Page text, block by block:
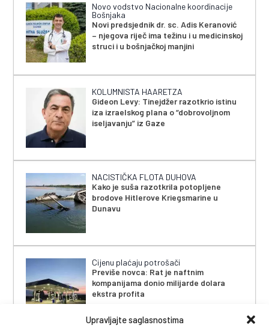
Upravljajte saglasnostima
Novo vodstvo Nacionalne koordinacije
Bošnjaka
Novi predsjednik dr. sc. Adis Keranović
– njegova riječ ima težinu i u medicinskoj
struci i u bošnjačkoj manjini
KOLUMNISTA HAARETZA
Gideon Levy: Tinejdžer razotkrio istinu
iza izraelskog plana o “dobrovoljnom
iseljavanju” iz Gaze
NACISTIČKA FLOTA DUHOVA
Kako je suša razotkrila potopljene
brodove Hitlerove Kriegsmarine u
Dunavu
Cijenu plaćaju potrošači
Previše novca: Rat je naftnim
kompanijama donio milijarde dolara
ekstra profita